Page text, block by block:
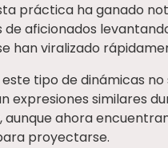
práctica ha ganado
de aficionados
han viralizado
tipo de dinámicas
expresiones similares
ahora
proyectarse.